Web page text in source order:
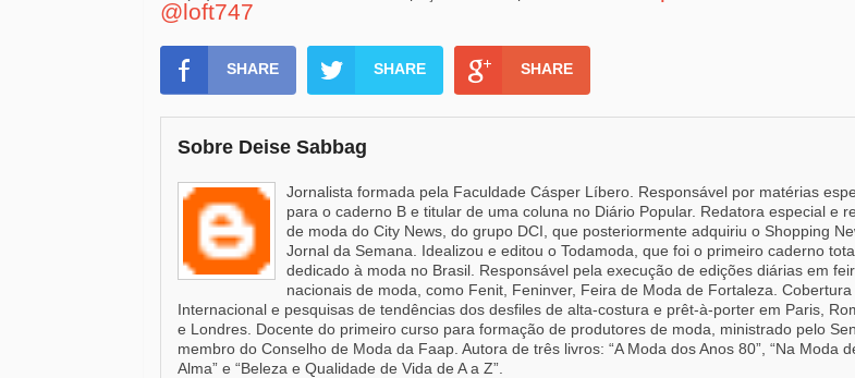
@loft747
SHARE SHARE SHARE
Sobre Deise Sabbag
Jornalista formada pela Faculdade Cásper Líbero. Responsável por matérias
para o caderno B e titular de uma coluna no Diário Popular. Redatora especial e
de moda do City News, do grupo DCI, que posteriormente adquiriu o Shopping
Jornal da Semana. Idealizou e editou o Todamoda, que foi o primeiro caderno
dedicado à moda no Brasil. Responsável pela execução de edições diárias em
nacionais de moda, como Fenit, Feninver, Feira de Moda de Fortaleza. Cobertura
Internacional e pesquisas de tendências dos desfiles de alta-costura e prêt-à-porter em Paris,
e Londres. Docente do primeiro curso para formação de produtores de moda, ministrado pelo
membro do Conselho de Moda da Faap. Autora de três livros: “A Moda dos Anos 80”, “Na Moda
Alma” e “Beleza e Qualidade de Vida de A a Z”.